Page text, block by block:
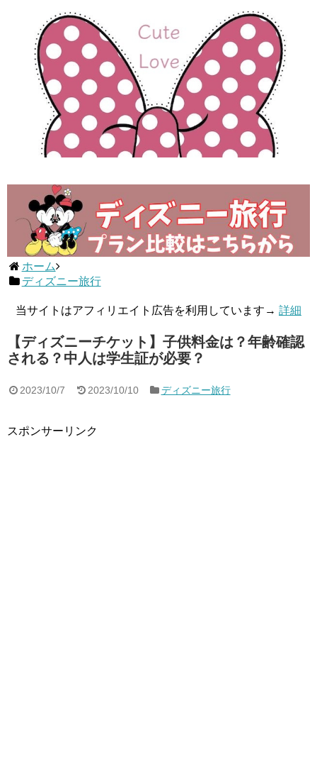
ホーム
ディズニー旅行
当サイトはアフィリエイト広告を利用しています→ 詳細
【ディズニーチケット】子供料金は？年齢確認
される？中人は学生証が必要？
2023/10/7 2023/10/10 ディズニー旅行
スポンサーリンク